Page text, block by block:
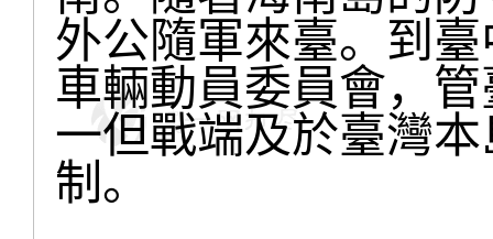
外公隨軍來臺。到
車輛動員委員會，
一但戰端及於臺灣
制。